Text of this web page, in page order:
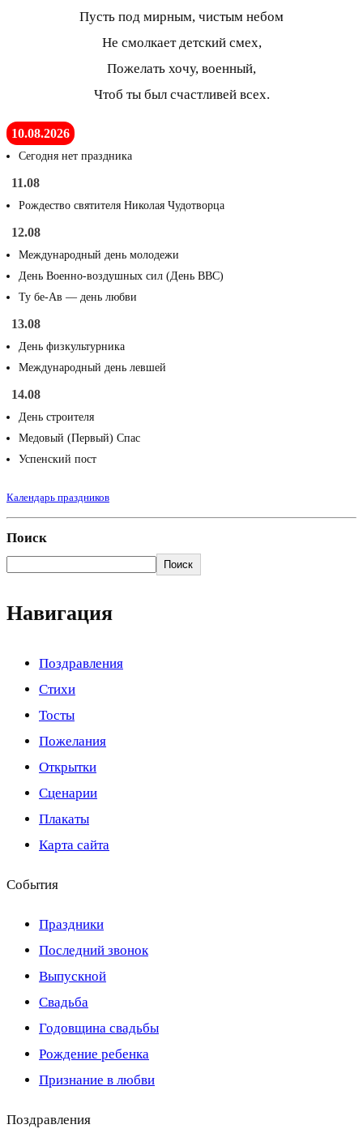
Пусть под мирным, чистым небом
Не смолкает детский смех,
Пожелать хочу, военный,
Чтоб ты был счастливей всех.
10.08.2026
Сегодня нет праздника
11.08
Рождество святителя Николая Чудотворца
12.08
Международный день молодежи
День Военно-воздушных сил (День ВВС)
Ту бе-Ав — день любви
13.08
День физкультурника
Международный день левшей
14.08
День строителя
Медовый (Первый) Спас
Успенский пост
Календарь праздников
Поиск
Поиск
Навигация
Поздравления
Стихи
Тосты
Пожелания
Открытки
Сценарии
Плакаты
Карта сайта
События
Праздники
Последний звонок
Выпускной
Свадьба
Годовщина свадьбы
Рождение ребенка
Признание в любви
Поздравления